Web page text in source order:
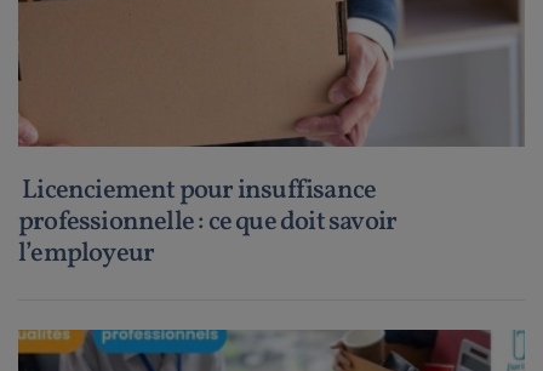
Licenciement pour insuffisance
professionnelle : ce que doit savoir
l’employeur